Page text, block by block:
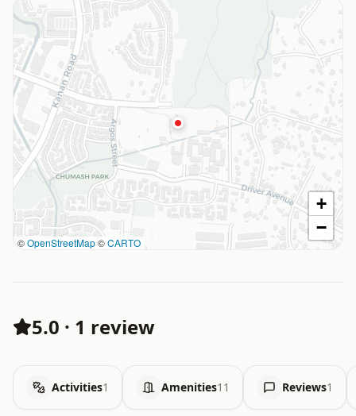
©OpenStreetMap©CARTO
+
−
5.0 · 1 review
Activities1 Amenities11 Reviews1